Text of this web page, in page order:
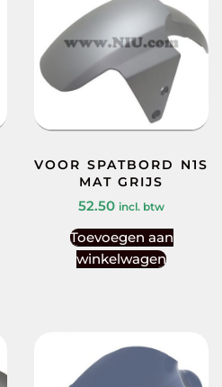
VOOR SPATBORD N1S
MAT GRIJS
52.50 incl. btw
Toevoegen aan
winkelwagen